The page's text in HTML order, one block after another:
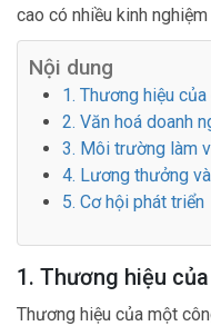
cao có nhiều kinh
Nội dung
1. Thương hiệu
2. Văn hoá doanh
3. Môi trường làm
4. Lương thưởng
5. Cơ hội phát triển
1. Thương hiệu
Thương hiệu của một